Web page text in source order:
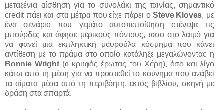
μεταξένια αίσθηση για το συνολάκι της ταινίας, σημαντικό
credit πάει και στα μέτρα που είχε πάρει ο Steve Kloves, με
ένα σενάριο που γεμάτο αυτοπεποίθηση στένεψε τις
μπούρδες και άφησε μερικούς πόντους, τόσο στο λαιμό για
να φανεί μια εκπληκτική μαυρούλα κόσμημα που κάνει
αντίθεση με το πράμα στο οποίο κατάληξε μεγαλώνοντας η
Bonnie Wright (ο κρυφός έρωτας του Χάρη), όσο και λίγο
κάτω από τη μέση για να προστεθεί το κούνημα που ανάβει
τα αίματα μέσα από τη περιβόητη, εκτός βιβλίου, σκηνή με
δράση στα σπαρτά.